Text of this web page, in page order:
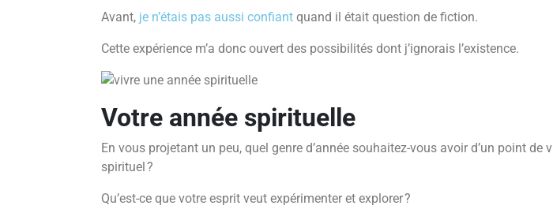
Avant, je n’étais pas aussi confiant quand il était question de fiction.
Cette expérience m’a donc ouvert des possibilités dont j’ignorais l’existence.
Votre année spirituelle
En vous projetant un peu, quel genre d’année souhaitez-vous avoir d’un point de
spirituel ?
Qu’est-ce que votre esprit veut expérimenter et explorer ?